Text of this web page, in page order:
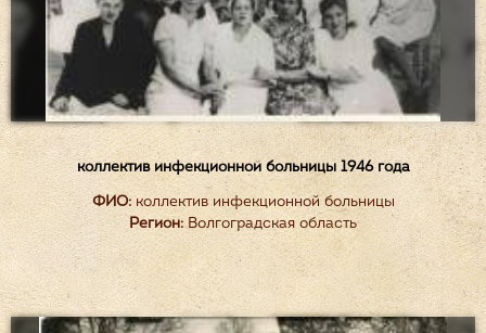
коллектив инфекционной больницы 1946 года
ФИО:коллектив инфекционной больницы
Регион:Волгоградская область